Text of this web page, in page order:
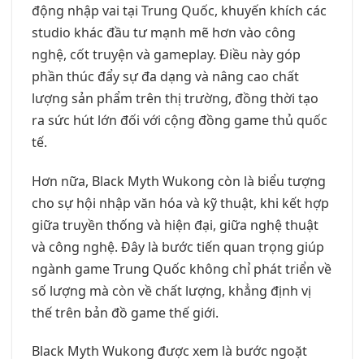
động nhập vai tại Trung Quốc, khuyến khích các
studio khác đầu tư mạnh mẽ hơn vào công
nghệ, cốt truyện và gameplay. Điều này góp
phần thúc đẩy sự đa dạng và nâng cao chất
lượng sản phẩm trên thị trường, đồng thời tạo
ra sức hút lớn đối với cộng đồng game thủ quốc
tế.
Hơn nữa, Black Myth Wukong còn là biểu tượng
cho sự hội nhập văn hóa và kỹ thuật, khi kết hợp
giữa truyền thống và hiện đại, giữa nghệ thuật
và công nghệ. Đây là bước tiến quan trọng giúp
ngành game Trung Quốc không chỉ phát triển về
số lượng mà còn về chất lượng, khẳng định vị
thế trên bản đồ game thế giới.
Black Myth Wukong được xem là bước ngoặt